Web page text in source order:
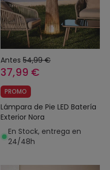
Antes 54,99 €
37,99 €
PROMO
Lámpara de Pie LED Batería
Exterior Nora
En Stock, entrega en
24/48h